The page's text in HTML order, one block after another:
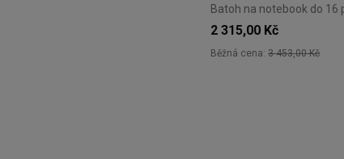
2 315,00 Kč
Běžná cena: 3 453,00 Kč